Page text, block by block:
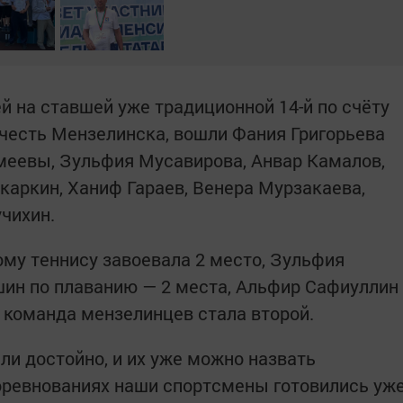
ставшей уже традиционной 14-й по счёту
Мензелинска, вошли Фания Григорьева
Зульфия Мусавирова, Анвар Камалов,
Ханиф Гараев, Венера Мурзакаева,
теннису завоевала 2 место, Зульфия
по плаванию — 2 места, Альфир Сафиуллин
мензелинцев стала второй.
достойно, и их уже можно назвать
наши спортсмены готовились